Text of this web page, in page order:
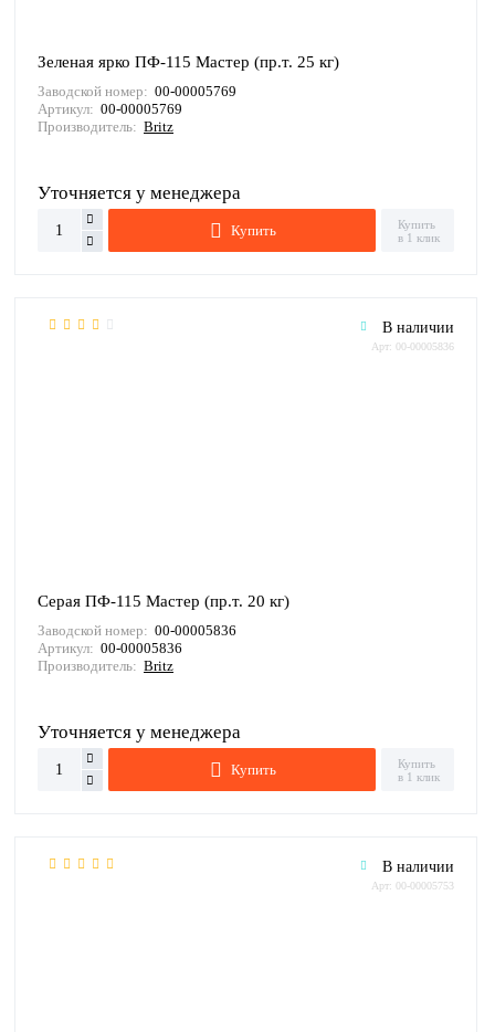
Зеленая ярко ПФ-115 Мастер (пр.т. 25 кг)
Заводской номер: 00-00005769
Артикул: 00-00005769
Производитель: Britz
Уточняется у менеджера
Купить
Купить
в 1 клик
В наличии
Арт: 00-00005836
Серая ПФ-115 Мастер (пр.т. 20 кг)
Заводской номер: 00-00005836
Артикул: 00-00005836
Производитель: Britz
Уточняется у менеджера
Купить
Купить
в 1 клик
В наличии
Арт: 00-00005753